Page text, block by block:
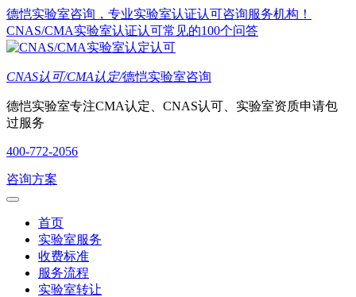
德恺实验室咨询，专业实验室认证认可咨询服务机构！
CNAS/CMA实验室认证认可常见的100个问答
CNAS认可/CMA认定/德恺实验室咨询
德恺实验室专注CMA认定、CNAS认可、实验室资质申请包
过服务
400-772-2056
咨询方案
首页
实验室服务
收费标准
服务流程
实验室转让